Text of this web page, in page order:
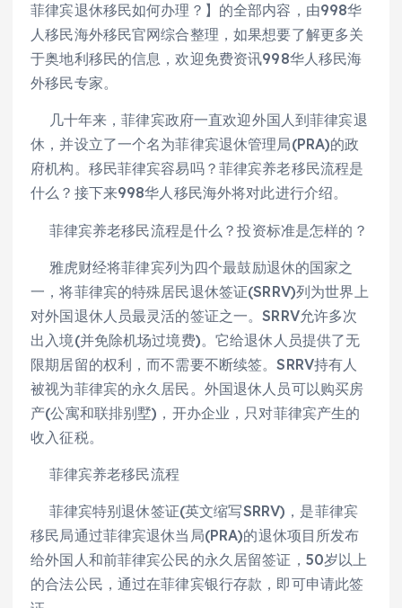
菲律宾退休移民如何办理？】的全部内容，由998华
人移民海外移民官网综合整理，如果想要了解更多关
于奥地利移民的信息，欢迎免费资讯998华人移民海
外移民专家。
几十年来，菲律宾政府一直欢迎外国人到菲律宾退
休，并设立了一个名为菲律宾退休管理局(PRA)的政
府机构。移民菲律宾容易吗？菲律宾养老移民流程是
什么？接下来998华人移民海外将对此进行介绍。
菲律宾养老移民流程是什么？投资标准是怎样的？
雅虎财经将菲律宾列为四个最鼓励退休的国家之
一，将菲律宾的特殊居民退休签证(SRRV)列为世界上
对外国退休人员最灵活的签证之一。SRRV允许多次
出入境(并免除机场过境费)。它给退休人员提供了无
限期居留的权利，而不需要不断续签。SRRV持有人
被视为菲律宾的永久居民。外国退休人员可以购买房
产(公寓和联排别墅)，开办企业，只对菲律宾产生的
收入征税。
菲律宾养老移民流程
菲律宾特别退休签证(英文缩写SRRV)，是菲律宾
移民局通过菲律宾退休当局(PRA)的退休项目所发布
给外国人和前菲律宾公民的永久居留签证，50岁以上
的合法公民，通过在菲律宾银行存款，即可申请此签